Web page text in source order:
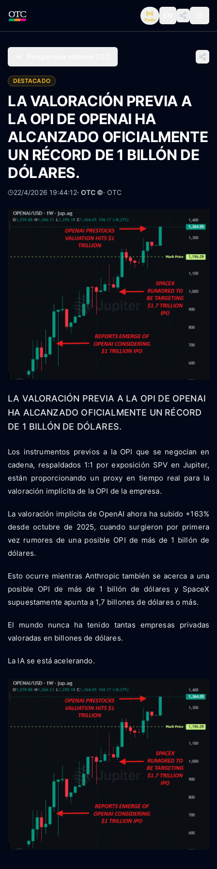
Radio
DESTACADO
LA VALORACIÓN PREVIA A
LA OPI DE OPENAI HA
ALCANZADO OFICIALMENTE
UN RÉCORD DE 1 BILLÓN DE
DÓLARES.
22/4/2026 19:44:12· OTC ©· OTC
LA VALORACIÓN PREVIA A LA OPI DE OPENAI
HA ALCANZADO OFICIALMENTE UN RÉCORD
DE 1 BILLÓN DE DÓLARES.
Los instrumentos previos a la OPI que se negocian en
cadena, respaldados 1:1 por exposición SPV en Jupiter,
están proporcionando un proxy en tiempo real para la
valoración implícita de la OPI de la empresa.
La valoración implícita de OpenAI ahora ha subido +163%
desde octubre de 2025, cuando surgieron por primera
vez rumores de una posible OPI de más de 1 billón de
dólares.
Esto ocurre mientras Anthropic también se acerca a una
posible OPI de más de 1 billón de dólares y SpaceX
supuestamente apunta a 1,7 billones de dólares o más.
El mundo nunca ha tenido tantas empresas privadas
valoradas en billones de dólares.
La IA se está acelerando.